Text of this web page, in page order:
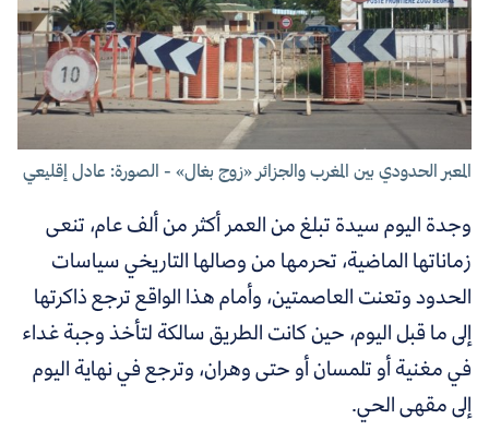
المعبر الحدودي بين المغرب والجزائر «زوج بغال» - الصورة: عادل إقليعي
وجدة اليوم سيدة تبلغ من العمر أكثر من ألف عام، تنعى
زماناتها الماضية، تحرمها من وصالها التاريخي سياسات
الحدود وتعنت العاصمتين، وأمام هذا الواقع ترجع ذاكرتها
إلى ما قبل اليوم، حين كانت الطريق سالكة لتأخذ وجبة غداء
في مغنية أو تلمسان أو حتى وهران، وترجع في نهاية اليوم
إلى مقهى الحي.